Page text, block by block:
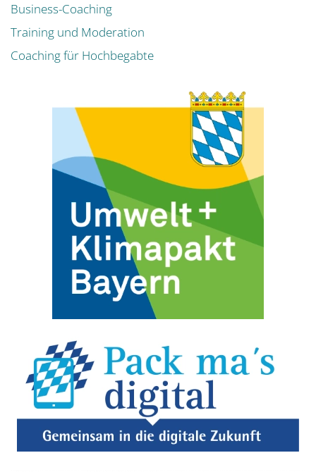
Business-Coaching
Training und Moderation
Coaching für Hochbegabte